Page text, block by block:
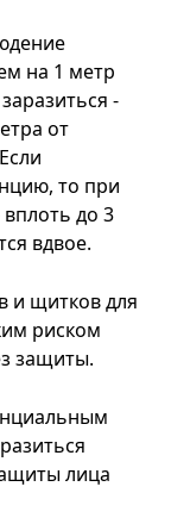
на 1 метр
-
от
то при
до 3
вдвое.
и щитков для
риском
защиты.
лица